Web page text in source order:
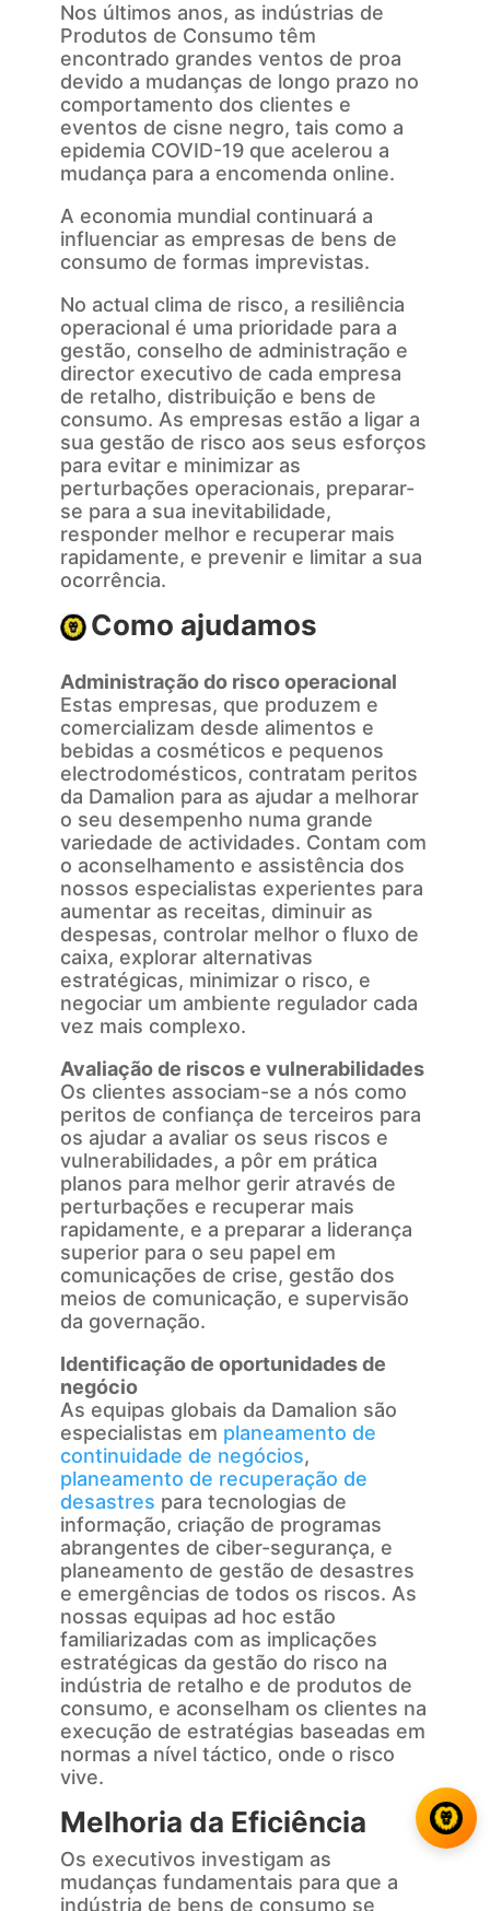
Nos últimos anos, as indústrias de
Produtos de Consumo têm
encontrado grandes ventos de proa
devido a mudanças de longo prazo no
comportamento dos clientes e
eventos de cisne negro, tais como a
epidemia COVID-19 que acelerou a
mudança para a encomenda online.
A economia mundial continuará a
influenciar as empresas de bens de
consumo de formas imprevistas.
No actual clima de risco, a resiliência
operacional é uma prioridade para a
gestão, conselho de administração e
director executivo de cada empresa
de retalho, distribuição e bens de
consumo. As empresas estão a ligar a
sua gestão de risco aos seus esforços
para evitar e minimizar as
perturbações operacionais, preparar-
se para a sua inevitabilidade,
responder melhor e recuperar mais
rapidamente, e prevenir e limitar a sua
ocorrência.
Como ajudamos
Administração do risco operacional
Estas empresas, que produzem e
comercializam desde alimentos e
bebidas a cosméticos e pequenos
electrodomésticos, contratam peritos
da Damalion para as ajudar a melhorar
o seu desempenho numa grande
variedade de actividades. Contam com
o aconselhamento e assistência dos
nossos especialistas experientes para
aumentar as receitas, diminuir as
despesas, controlar melhor o fluxo de
caixa, explorar alternativas
estratégicas, minimizar o risco, e
negociar um ambiente regulador cada
vez mais complexo.
Avaliação de riscos e vulnerabilidades
Os clientes associam-se a nós como
peritos de confiança de terceiros para
os ajudar a avaliar os seus riscos e
vulnerabilidades, a pôr em prática
planos para melhor gerir através de
perturbações e recuperar mais
rapidamente, e a preparar a liderança
superior para o seu papel em
comunicações de crise, gestão dos
meios de comunicação, e supervisão
da governação.
Identificação de oportunidades de
negócio
As equipas globais da Damalion são
especialistas em planeamento de
continuidade de negócios,
planeamento de recuperação de
desastres para tecnologias de
informação, criação de programas
abrangentes de ciber-segurança, e
planeamento de gestão de desastres
e emergências de todos os riscos. As
nossas equipas ad hoc estão
familiarizadas com as implicações
estratégicas da gestão do risco na
indústria de retalho e de produtos de
consumo, e aconselham os clientes na
execução de estratégias baseadas em
normas a nível táctico, onde o risco
vive.
Melhoria da Eficiência
Os executivos investigam as
mudanças fundamentais para que a
indústria de bens de consumo se